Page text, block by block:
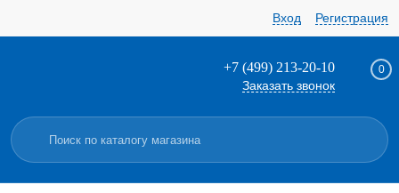
Вход Регистрация
+7 (499) 213-20-10
Заказать звонок
0